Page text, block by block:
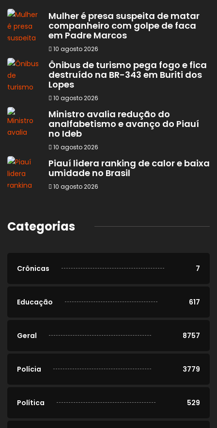
Mulher é presa suspeita de matar
companheiro com golpe de faca
em Padre Marcos
10 agosto 2026
Ônibus de turismo pega fogo e fica
destruído na BR-343 em Buriti dos
Lopes
10 agosto 2026
Ministro avalia redução do
analfabetismo e avanço do Piauí
no Ideb
10 agosto 2026
Piauí lidera ranking de calor e baixa
umidade no Brasil
10 agosto 2026
Categorias
Crônicas 7
Educação 617
Geral 8757
Polícia 3779
Política 529